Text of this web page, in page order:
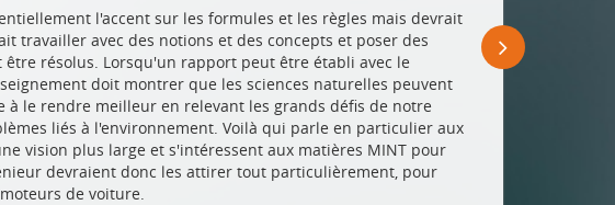
l'accent sur les formules et les règles mais devrait
travailler avec des notions et des concepts et poser des
résolus. Lorsqu'un rapport peut être établi avec le
doit montrer que les sciences naturelles peuvent
le rendre meilleur en relevant les grands défis de notre
liés à l'environnement. Voilà qui parle en particulier aux
vision plus large et s'intéressent aux matières MINT pour
devraient donc les attirer tout particulièrement, pour
de voiture.